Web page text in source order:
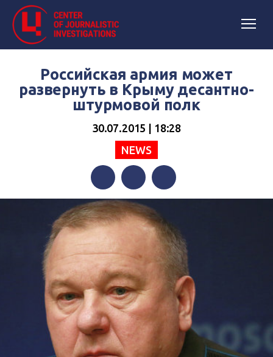
Российская армия может
развернуть в Крыму десантно-
штурмовой полк
30.07.2015 | 18:28
NEWS
FacebookTwitterTelegram